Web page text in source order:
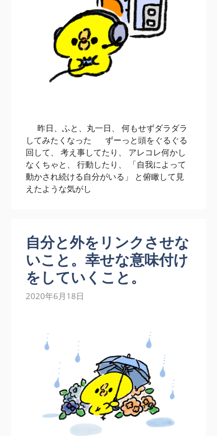
昨日、ふと、丸一日、 何もせずダラダラ
してみたくなった ずーっと頭をぐるぐる
回して、 考え事してたり、 アレコレ何かし
なくちゃと、 行動したり、 「自我によって
動かされ続ける自分がいる」 と俯瞰して見
えたような気がし
自分と外をリンクさせな
いこと。幸せな意味付け
をしていくこと。
2020年6月18日